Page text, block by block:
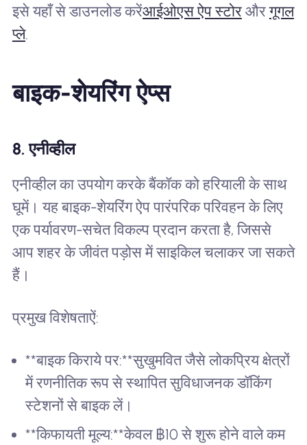
इसे यहाँ से डाउनलोड करेंआईओएस ऐप स्टोरऔरगूगल
प्ले.
बाइक-शेयरिंग ऐप्स
8. एनीव्हील
एनीव्हील का उपयोग करके बैंकॉक को हरियाली के साथ
घूमें। यह बाइक-शेयरिंग ऐप पारंपरिक परिवहन के लिए
एक पर्यावरण-सचेत विकल्प प्रदान करता है, जिससे
आप शहर के जीवंत पड़ोस में साइकिल चलाकर जा सकते
हैं।
प्रमुख विशेषताऐं:
**बाइक किराये पर:**सुखुमवित जैसे लोकप्रिय क्षेत्रों
में रणनीतिक रूप से स्थापित सुविधाजनक डॉकिंग
स्टेशनों से बाइक लें।
**किफायती मूल्य:**केवल ฿10 से शुरू होने वाले कम